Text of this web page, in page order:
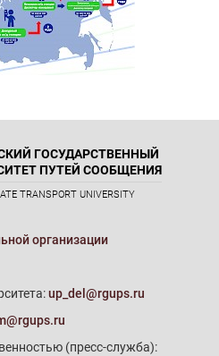
ГОСУДАРСТВЕННЫЙ
ПУТЕЙ СООБЩЕНИЯ
TRANSPORT UNIVERSITY
организации
up_del@rgups.ru
(пресс-служба):